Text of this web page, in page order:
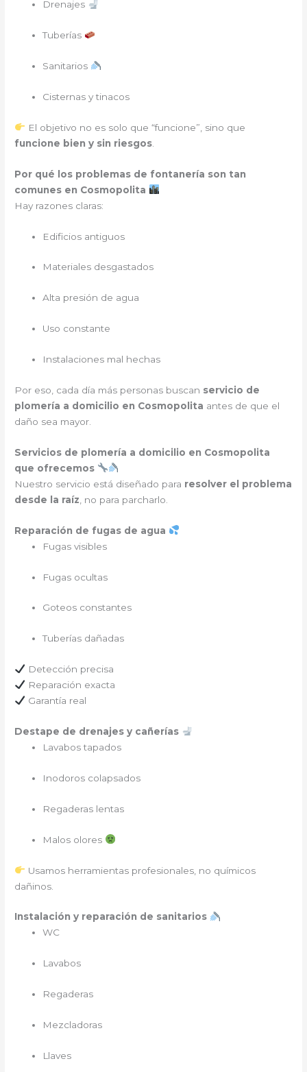
Drenajes
Tuberías
Sanitarios
Cisternas y tinacos
El objetivo no es solo que “funcione”, sino que
funcione bien y sin riesgos
Por qué los problemas de fontanería son tan
comunes en Cosmopolita
Hay razones claras:
Edificios antiguos
Materiales desgastados
Alta presión de agua
Uso constante
Instalaciones mal hechas
Por eso, cada día más personas buscan servicio de
plomería a domicilio en Cosmopolita antes de que el
daño sea mayor.
Servicios de plomería a domicilio en Cosmopolita
que ofrecemos
Nuestro servicio está diseñado para resolver el problema
desde la raíz , no para parcharlo.
Reparación de fugas de agua
Fugas visibles
Fugas ocultas
Goteos constantes
Tuberías dañadas
Detección precisa
Reparación exacta
Garantía real
Destape de drenajes y cañerías
Lavabos tapados
Inodoros colapsados
Regaderas lentas
Malos olores
Usamos herramientas profesionales, no químicos
dañinos.
Instalación y reparación de sanitarios
WC
Lavabos
Regaderas
Mezcladoras
Llaves